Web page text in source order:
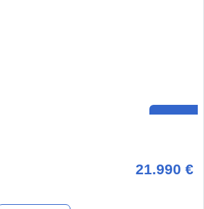
21.990 €